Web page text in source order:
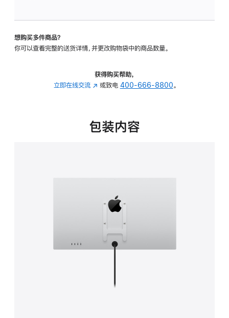
转
的
想购买多件商品？
你可以查看完整的送货详情，并更改购物袋中的商品数量。
获得购买帮助，
立即在线交流 (在
中
或致电 400-666-8800。
包装内容